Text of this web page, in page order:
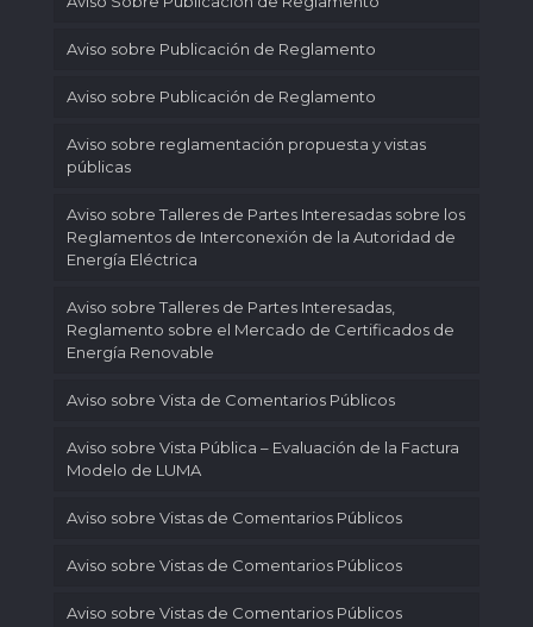
Aviso sobre Publicación de Reglamento
Aviso sobre Publicación de Reglamento
Aviso sobre reglamentación propuesta y vistas
públicas
Aviso sobre Talleres de Partes Interesadas sobre los
Reglamentos de Interconexión de la Autoridad de
Energía Eléctrica
Aviso sobre Talleres de Partes Interesadas,
Reglamento sobre el Mercado de Certificados de
Energía Renovable
Aviso sobre Vista de Comentarios Públicos
Aviso sobre Vista Pública – Evaluación de la Factura
Modelo de LUMA
Aviso sobre Vistas de Comentarios Públicos
Aviso sobre Vistas de Comentarios Públicos
Aviso sobre Vistas de Comentarios Públicos